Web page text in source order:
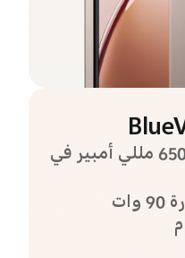
بطارية BlueVolt سعة 6500 مللي أمبير في